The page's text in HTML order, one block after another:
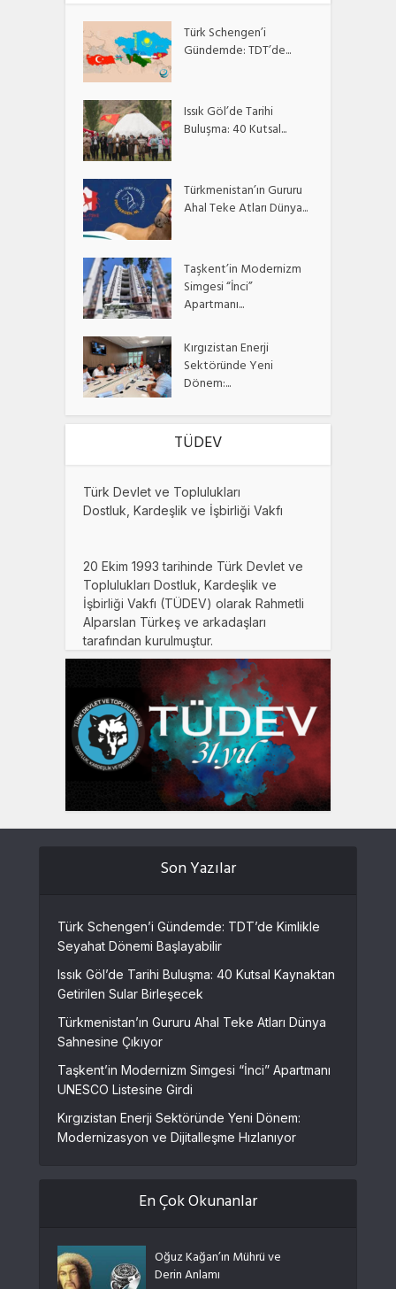
Türk Schengen’i
Gündemde: TDT’de...
Issık Göl’de Tarihi
Buluşma: 40 Kutsal...
Türkmenistan’ın Gururu
Ahal Teke Atları Dünya...
Taşkent’in Modernizm
Simgesi “İnci”
Apartmanı...
Kırgızistan Enerji
Sektöründe Yeni
Dönem:...
TÜDEV
Türk Devlet ve Toplulukları
Dostluk, Kardeşlik ve İşbirliği Vakfı
20 Ekim 1993 tarihinde Türk Devlet ve
Toplulukları Dostluk, Kardeşlik ve
İşbirliği Vakfı (TÜDEV) olarak Rahmetli
Alparslan Türkeş ve arkadaşları
tarafından kurulmuştur.
Son Yazılar
Türk Schengen’i Gündemde: TDT’de Kimlikle
Seyahat Dönemi Başlayabilir
Issık Göl’de Tarihi Buluşma: 40 Kutsal Kaynaktan
Getirilen Sular Birleşecek
Türkmenistan’ın Gururu Ahal Teke Atları Dünya
Sahnesine Çıkıyor
Taşkent’in Modernizm Simgesi “İnci” Apartmanı
UNESCO Listesine Girdi
Kırgızistan Enerji Sektöründe Yeni Dönem:
Modernizasyon ve Dijitalleşme Hızlanıyor
En Çok Okunanlar
Oğuz Kağan’ın Mührü ve
Derin Anlamı